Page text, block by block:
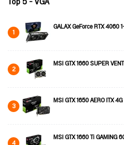
1 GALAX GeForce RTX 4060
2 MSI GTX 1660 SUPER
3 MSI GTX 1650 AERO ITX 4G
MSI GTX 1660 Ti GAMING